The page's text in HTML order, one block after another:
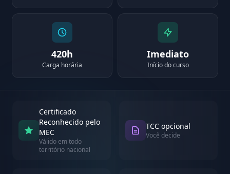
420h
Carga horária
Imediato
Início do curso
Certificado
Reconhecido pelo
MEC
Válido em todo
território nacional
TCC opcional
Você decide